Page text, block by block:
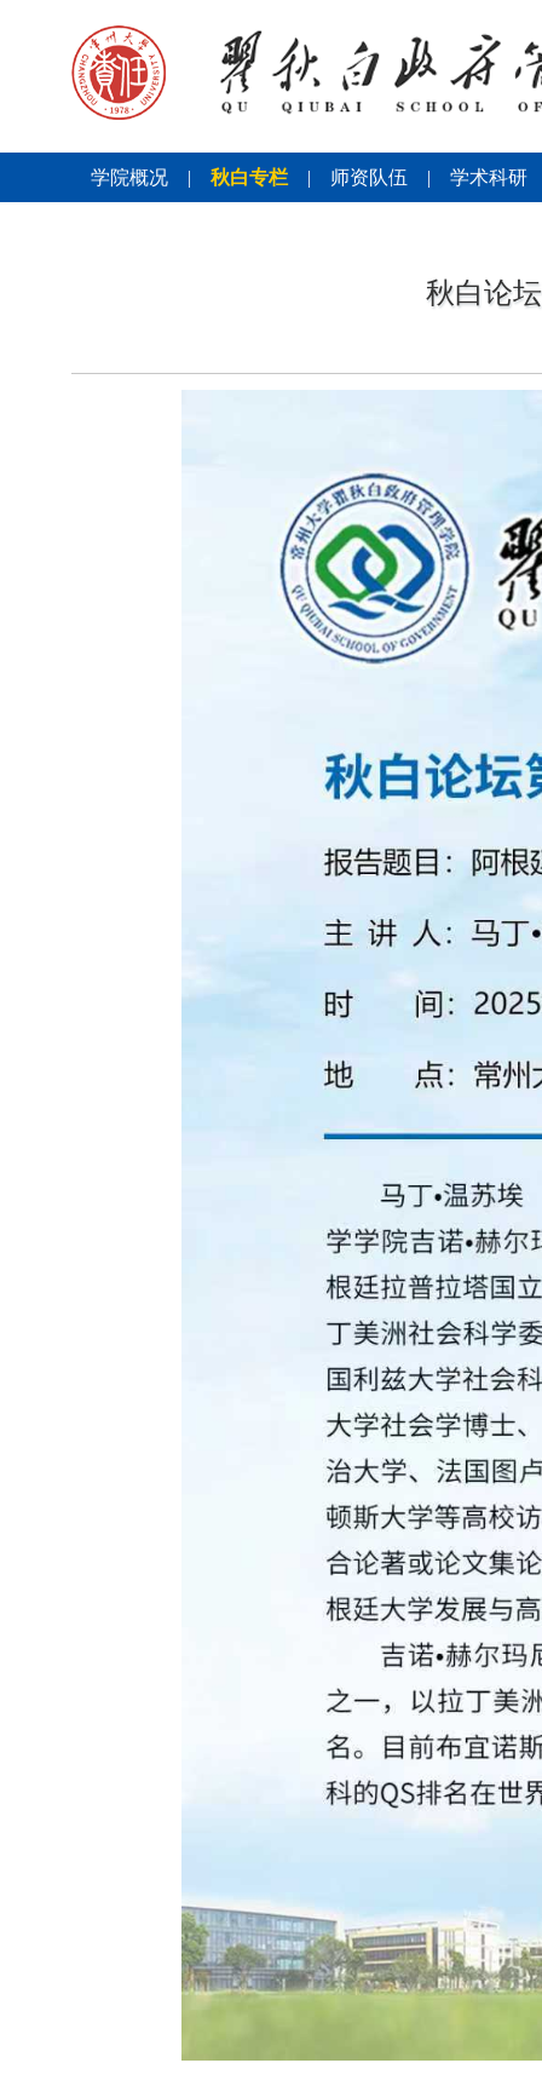
学院概况 | 秋白专栏 | 师资队伍 | 学术科研
秋白论